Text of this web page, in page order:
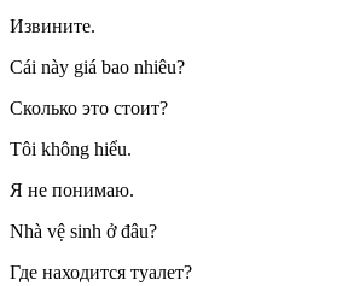
Извините.
Cái này giá bao nhiêu?
Сколько это стоит?
Tôi không hiểu.
Я не понимаю.
Nhà vệ sinh ở đâu?
Где находится туалет?